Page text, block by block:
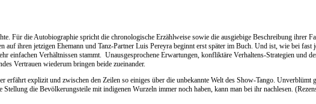
Für die Autobiographie spricht die chronologische Erzählweise sowie die ausgiebige Beschreibung ihrer
ihren jetzigen Ehemann und Tanz-Partner Luis Pereyra beginnt erst später im Buch. Und ist, wie bei
einfachen Verhältnissen stammt. Unausgesprochene Erwartungen, konfliktäre Verhaltens-Strategien und
Vertrauen wiederum bringen beide zueinander.
erfährt explizit und zwischen den Zeilen so einiges über die unbekannte Welt des Show-Tango.
die Bevölkerungsteile mit indigenen Wurzeln immer noch haben, kann man bei ihr nachlesen.